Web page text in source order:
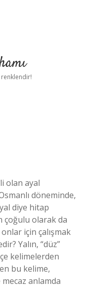
renklendir!
olan ayal
döneminde,
diye hitap
çoğulu olarak da
için çalışmak
Yalın, “düz”
kelimelerden
bu kelime,
anlamda